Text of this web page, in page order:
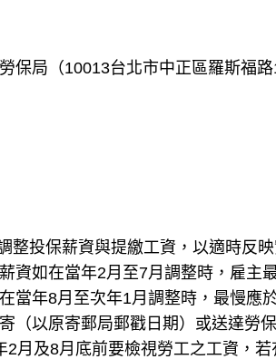
保局（10013台北市中正區羅斯福
整投保薪資與提繳工資，以適時反
資如在當年2月至7月調整時，雇主
當年8月至次年1月調整時，最慢應
（以原寄郵局郵戳日期）或送達勞
月及8月底前要檢視勞工之工資，若